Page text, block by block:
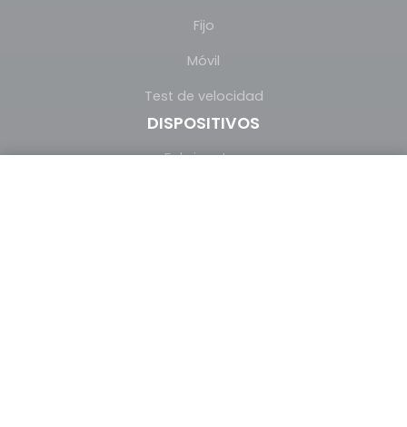
Fijo
Móvil
Test de velocidad
DISPOSITIVOS
Fabricantes